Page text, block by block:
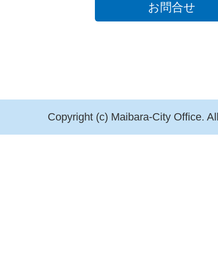
お問合せ
Copyright (c) Maibara-City Office.